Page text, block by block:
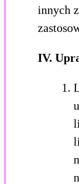
innych
IV.